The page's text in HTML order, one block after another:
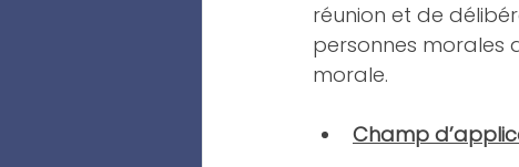
réunion et de
personnes morales
morale.
Champ